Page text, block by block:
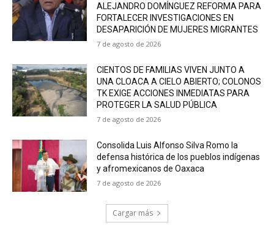
ALEJANDRO DOMÍNGUEZ REFORMA PARA
FORTALECER INVESTIGACIONES EN
DESAPARICIÓN DE MUJERES MIGRANTES
7 de agosto de 2026
CIENTOS DE FAMILIAS VIVEN JUNTO A
UNA CLOACA A CIELO ABIERTO; COLONOS
TK EXIGE ACCIONES INMEDIATAS PARA
PROTEGER LA SALUD PÚBLICA
7 de agosto de 2026
Consolida Luis Alfonso Silva Romo la
defensa histórica de los pueblos indígenas
y afromexicanos de Oaxaca
7 de agosto de 2026
Cargar más